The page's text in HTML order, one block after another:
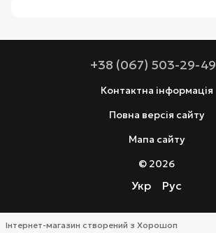
+38 (067) 503-29-49
Контактна інформація
Повна версія сайту
Мапа сайту
© 2026
Укр Рус
Інтернет-магазин створений з Хорошоп